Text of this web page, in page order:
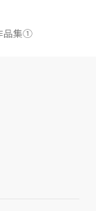
品集①